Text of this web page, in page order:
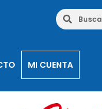
MI CUENTA